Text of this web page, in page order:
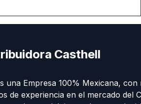
Casthell
una Empresa 100% Mexicana, con
de experiencia en el mercado del